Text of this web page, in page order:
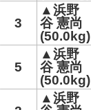
3
▲浜野
谷 憲尚
(50.0kg)
5
▲浜野
谷 憲尚
(50.0kg)
▲浜野